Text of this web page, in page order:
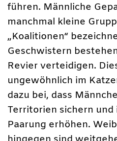
führen. Männliche
manchmal kleine
„Koalitionen“
Geschwistern
Revier verteidigen.
ungewöhnlich im
dazu bei, dass
Territorien sichern und
Paarung erhöhen.